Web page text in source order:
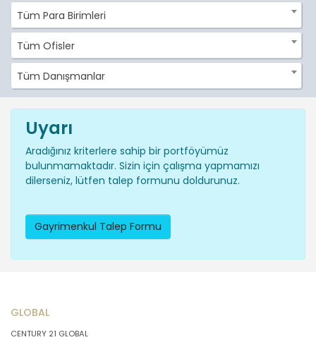
Tüm Para Birimleri
Tüm Ofisler
Tüm Danışmanlar
Uyarı
Aradığınız kriterlere sahip bir portföyümüz
bulunmamaktadır. Sizin için çalışma yapmamızı
dilerseniz, lütfen talep formunu doldurunuz.
Gayrimenkul Talep Formu
GLOBAL
CENTURY 21 GLOBAL